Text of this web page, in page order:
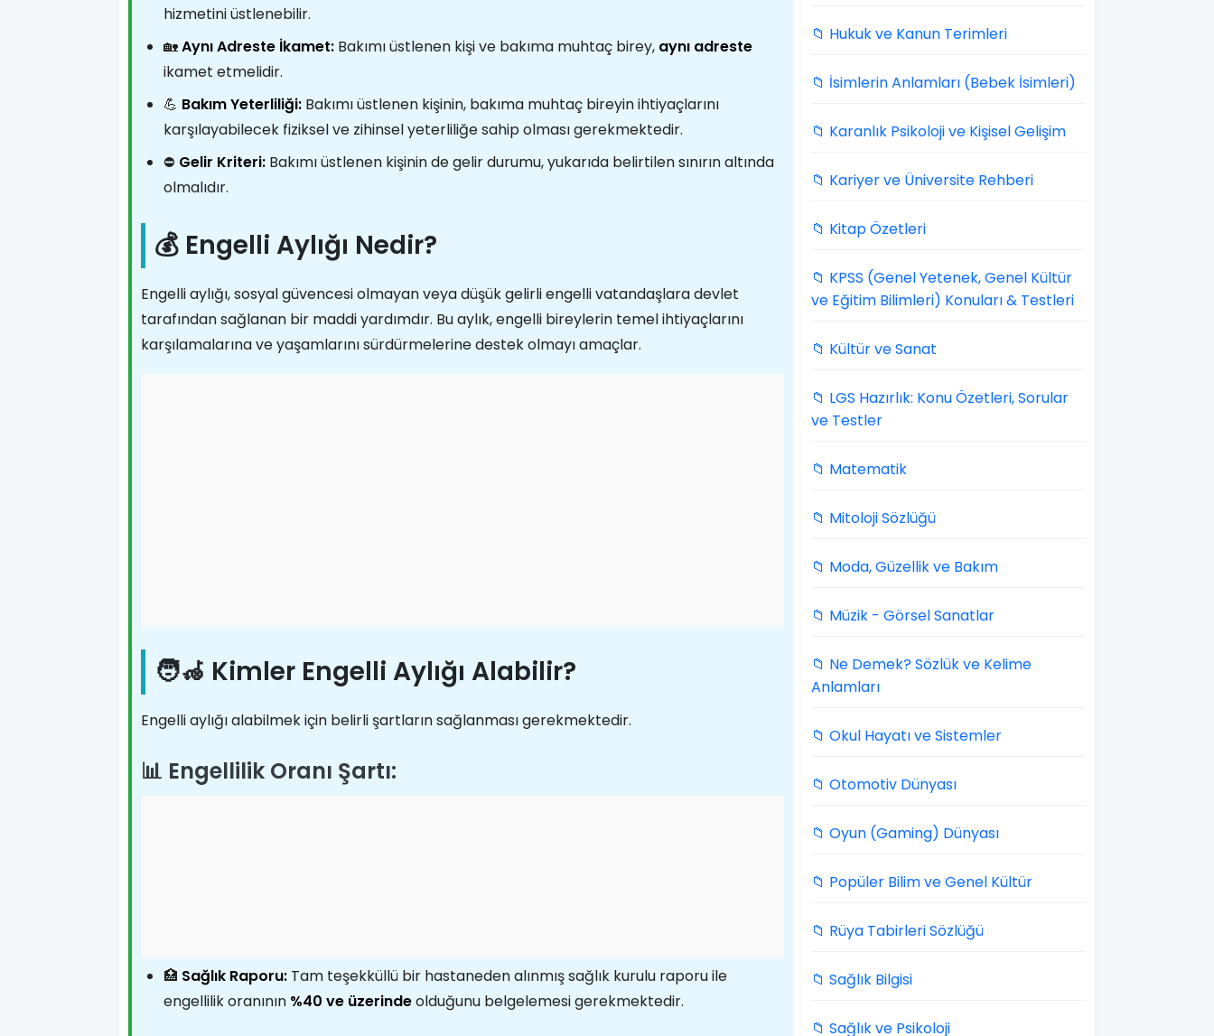
hizmetini üstlenebilir.
🏡Aynı Adreste İkamet: Bakımı üstlenen kişi ve bakıma muhtaç birey, aynı adreste
ikamet etmelidir.
💪 Bakım Yeterliliği: Bakımı üstlenen kişinin, bakıma muhtaç bireyin ihtiyaçlarını
karşılayabilecek fiziksel ve zihinsel yeterliliğe sahip olması gerekmektedir.
⛔ Gelir Kriteri: Bakımı üstlenen kişinin de gelir durumu, yukarıda belirtilen sınırın altında
olmalıdır.
💰 Engelli Aylığı Nedir?
Engelli aylığı, sosyal güvencesi olmayan veya düşük gelirli engelli vatandaşlara devlet
tarafından sağlanan bir maddi yardımdır. Bu aylık, engelli bireylerin temel ihtiyaçlarını
karşılamalarına ve yaşamlarını sürdürmelerine destek olmayı amaçlar.
🧑‍🦽 Kimler Engelli Aylığı Alabilir?
Engelli aylığı alabilmek için belirli şartların sağlanması gerekmektedir.
📊 Engellilik Oranı Şartı:
🏥 Sağlık Raporu: Tam teşekküllü bir hastaneden alınmış sağlık kurulu raporu ile
engellilik oranının %40 ve üzerindeolduğunu belgelemesi gerekmektedir.
📁 Hukuk ve Kanun Terimleri
📁 İsimlerin Anlamları (Bebek İsimleri)
📁 Karanlık Psikoloji ve Kişisel Gelişim
📁 Kariyer ve Üniversite Rehberi
📁 Kitap Özetleri
📁 KPSS (Genel Yetenek, Genel Kültür
ve Eğitim Bilimleri) Konuları & Testleri
📁 Kültür ve Sanat
📁 LGS Hazırlık: Konu Özetleri, Sorular
ve Testler
📁 Matematik
📁 Mitoloji Sözlüğü
📁 Moda, Güzellik ve Bakım
📁 Müzik - Görsel Sanatlar
📁 Ne Demek? Sözlük ve Kelime
Anlamları
📁 Okul Hayatı ve Sistemler
📁 Otomotiv Dünyası
📁 Oyun (Gaming) Dünyası
📁 Popüler Bilim ve Genel Kültür
📁 Rüya Tabirleri Sözlüğü
📁 Sağlık Bilgisi
📁 Sağlık ve Psikoloji